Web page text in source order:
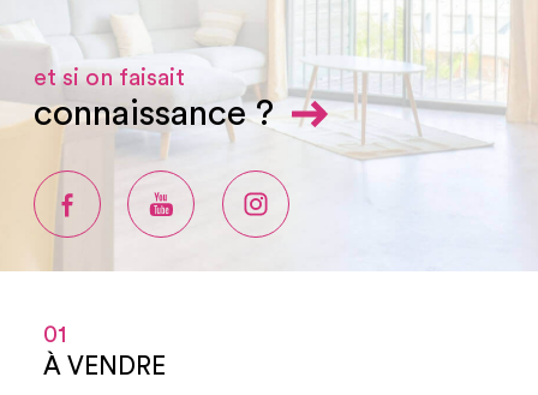
et si on faisait
connaissance ?
01
À VENDRE